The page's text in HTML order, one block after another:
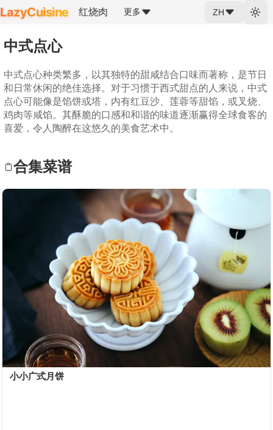
LazyCuisine 红烧肉 更多 ZH
中式点心
中式点心种类繁多，以其独特的甜咸结合口味而著称，是节日
和日常休闲的绝佳选择。对于习惯于西式甜点的人来说，中式
点心可能像是馅饼或塔，内有红豆沙、莲蓉等甜馅，或叉烧、
鸡肉等咸馅。其酥脆的口感和和谐的味道逐渐赢得全球食客的
喜爱，令人陶醉在这悠久的美食艺术中。
合集菜谱
小小广式月饼